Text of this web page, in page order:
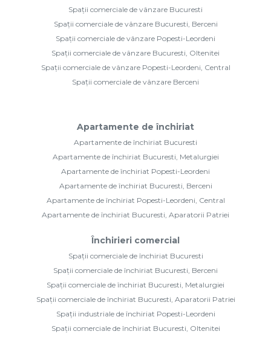
Spații comerciale de vânzare Bucuresti
Spații comerciale de vânzare Bucuresti, Berceni
Spații comerciale de vânzare Popesti-Leordeni
Spații comerciale de vânzare Bucuresti, Oltenitei
Spații comerciale de vânzare Popesti-Leordeni, Central
Spații comerciale de vânzare Berceni
Apartamente de închiriat
Apartamente de închiriat Bucuresti
Apartamente de închiriat Bucuresti, Metalurgiei
Apartamente de închiriat Popesti-Leordeni
Apartamente de închiriat Bucuresti, Berceni
Apartamente de închiriat Popesti-Leordeni, Central
Apartamente de închiriat Bucuresti, Aparatorii Patriei
Închirieri comercial
Spații comerciale de închiriat Bucuresti
Spații comerciale de închiriat Bucuresti, Berceni
Spații comerciale de închiriat Bucuresti, Metalurgiei
Spații comerciale de închiriat Bucuresti, Aparatorii Patriei
Spații industriale de închiriat Popesti-Leordeni
Spații comerciale de închiriat Bucuresti, Oltenitei